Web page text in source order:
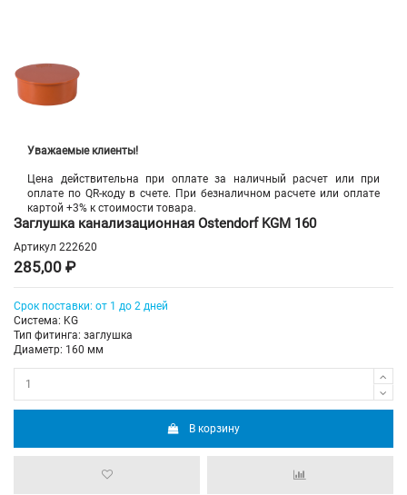
Уважаемые клиенты!
Цена действительна при оплате за наличный расчет или при
оплате по QR-коду в счете. При безналичном расчете или оплате
картой +3% к стоимости товара.
Заглушка канализационная Ostendorf KGM 160
Артикул 222620
285,00 ₽
Срок поставки: от 1 до 2 дней
Система: KG
Тип фитинга: заглушка
Диаметр: 160 мм
В корзину